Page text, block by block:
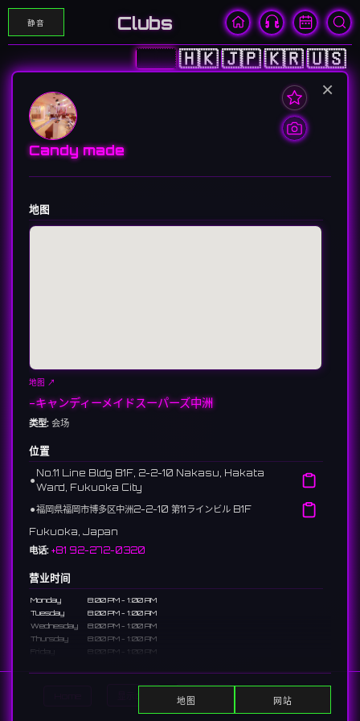
静音 Clubs
🇨🇳🇭🇰🇯🇵🇰🇷🇺🇸
显示活动 Search
×
Candy made
地图
地图 ↗
-キャンディーメイドスーパーズ中洲
类型: 会场
位置
⚫︎
No.11 Line Bldg B1F, 2-2-10 Nakasu, Hakata
Ward, Fukuoka City
⚫︎福岡県福岡市博多区中洲2-2-10 第11ラインビル B1F
Fukuoka, Japan
电话: +81 92-272-0320
营业时间
Monday
8:00 PM - 1:00 AM
Tuesday
8:00 PM - 1:00 AM
Wednesday
8:00 PM - 1:00 AM
Thursday
8:00 PM - 1:00 AM
Friday
8:00 PM - 1:00 AM
地图 网站